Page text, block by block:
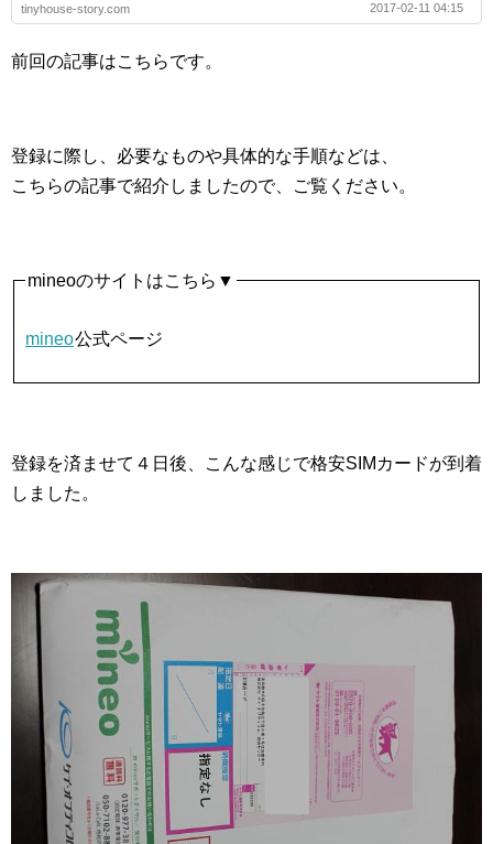
tinyhouse-story.com
2017-02-11 04:15
前回の記事はこちらです。
登録に際し、必要なものや具体的な手順などは、
こちらの記事で紹介しましたので、ご覧ください。
mineoのサイトはこちら▼
mineo公式ページ
登録を済ませて４日後、こんな感じで格安SIMカードが到着
しました。